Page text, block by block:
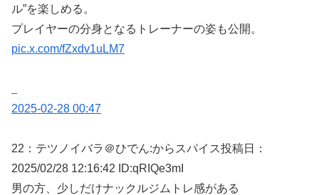
ル”を楽しめる。
プレイヤーの分身となるトレーナーの姿も公開。
pic.x.com/fZxdv1uLM7
2025-02-28 00:47
22： テツノイバラ＠ひでん:からスパイス投稿日：
2025/02/28 12:16:42 ID:qRIQe3mI
男の方、少しだけナックルジムトレ感がある